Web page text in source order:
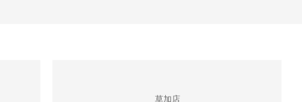
草加店